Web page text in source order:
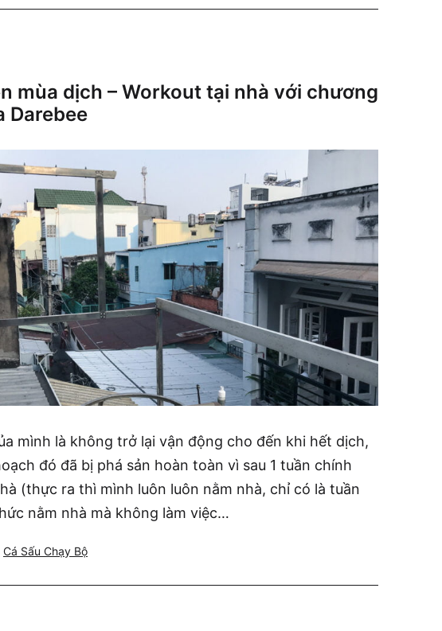
mùa dịch – Workout tại nhà với chương
Darebee
mình là không trở lại vận động cho đến khi hết dịch,
đó đã bị phá sản hoàn toàn vì sau 1 tuần chính
(thực ra thì mình luôn luôn nằm nhà, chỉ có là tuần
nằm nhà mà không làm việc…
Categorized
Cá Sấu Chạy Bộ